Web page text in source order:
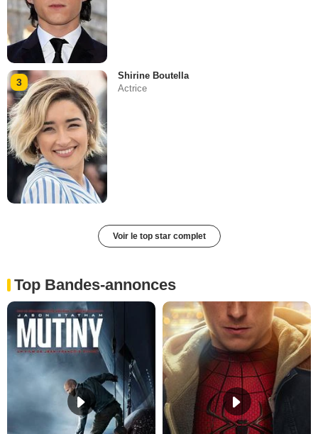
3
Shirine Boutella
Actrice
Voir le top star complet
Top Bandes-annonces